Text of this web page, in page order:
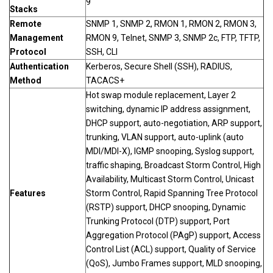
C2960L-
8PS-LL
ports
Stacks
Remote
Management
Protocol
SNMP 1, SNMP 2, RMON 1, RMON 2, RMON 3,
RMON 9, Telnet, SNMP 3, SNMP 2c, FTP, TFTP,
SSH, CLI
Authentication
Method
Kerberos, Secure Shell (SSH), RADIUS,
TACACS+
Features
Hot swap module replacement, Layer 2
switching, dynamic IP address assignment,
DHCP support, auto-negotiation, ARP support,
trunking, VLAN support, auto-uplink (auto
MDI/MDI-X), IGMP snooping, Syslog support,
traffic shaping, Broadcast Storm Control, High
Availability, Multicast Storm Control, Unicast
Storm Control, Rapid Spanning Tree Protocol
(RSTP) support, DHCP snooping, Dynamic
Trunking Protocol (DTP) support, Port
Aggregation Protocol (PAgP) support, Access
Control List (ACL) support, Quality of Service
(QoS), Jumbo Frames support, MLD snooping,